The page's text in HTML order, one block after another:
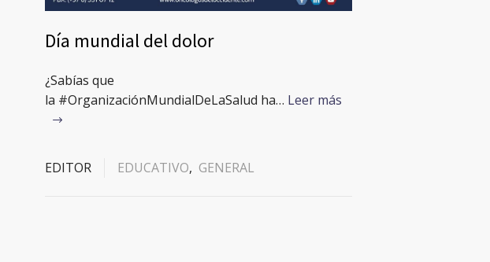
Día mundial del dolor
¿Sabías que
la #OrganizaciónMundialDeLaSalud ha… Leer más
EDITOR EDUCATIVO, GENERAL